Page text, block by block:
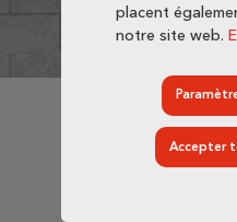
20
placent
notre site web.
Accepter